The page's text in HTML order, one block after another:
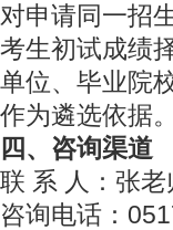
对申请同一招
考生初试成绩
单位、毕业院
作为遴选依据。
四、咨询渠道
联 系 人：张老
咨询电话：